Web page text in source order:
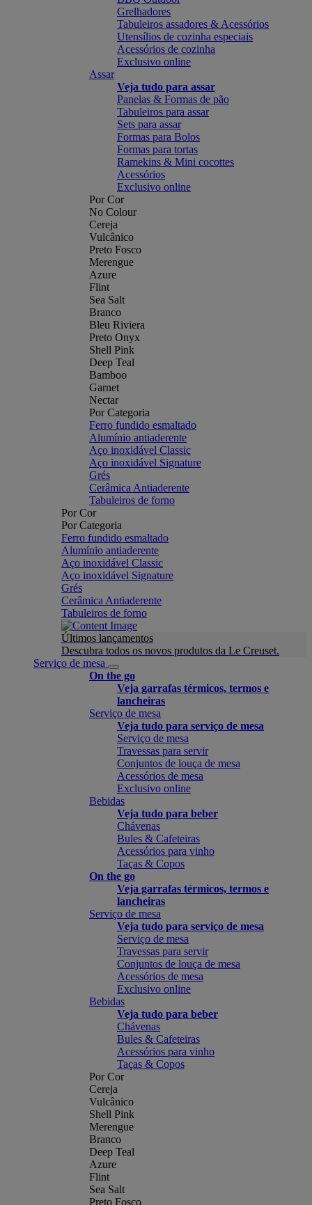
Grelhadores
Tabuleiros assadores & Acessórios
Utensílios de cozinha especiais
Acessórios de cozinha
Exclusivo online
Assar
Veja tudo para assar
Panelas & Formas de pão
Tabuleiros para assar
Sets para assar
Formas para Bolos
Formas para tortas
Ramekins & Mini cocottes
Acessórios
Exclusivo online
Por Cor
No Colour
Cereja
Vulcânico
Preto Fosco
Merengue
Azure
Flint
Sea Salt
Branco
Bleu Riviera
Preto Onyx
Shell Pink
Deep Teal
Bamboo
Garnet
Nectar
Por Categoria
Ferro fundido esmaltado
Alumínio antiaderente
Aço inoxidável Classic
Aço inoxidável Signature
Grés
Cerâmica Antiaderente
Tabuleiros de forno
Por Cor
Por Categoria
Ferro fundido esmaltado
Alumínio antiaderente
Aço inoxidável Classic
Aço inoxidável Signature
Grés
Cerâmica Antiaderente
Tabuleiros de forno
Últimos lançamentos
Descubra todos os novos produtos da Le Creuset.
Serviço de mesa
On the go
Veja garrafas térmicos, termos e
lancheiras
Serviço de mesa
Veja tudo para serviço de mesa
Serviço de mesa
Travessas para servir
Conjuntos de louça de mesa
Acessórios de mesa
Exclusivo online
Bebidas
Veja tudo para beber
Chávenas
Bules & Cafeteiras
Acessórios para vinho
Taças & Copos
On the go
Veja garrafas térmicos, termos e
lancheiras
Serviço de mesa
Veja tudo para serviço de mesa
Serviço de mesa
Travessas para servir
Conjuntos de louça de mesa
Acessórios de mesa
Exclusivo online
Bebidas
Veja tudo para beber
Chávenas
Bules & Cafeteiras
Acessórios para vinho
Taças & Copos
Por Cor
Cereja
Vulcânico
Shell Pink
Merengue
Branco
Deep Teal
Azure
Flint
Sea Salt
Preto Fosco